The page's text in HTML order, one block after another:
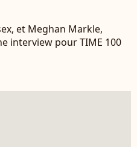
et Meghan Markle,
interview pour TIME 100